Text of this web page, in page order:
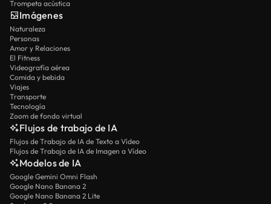
Trompeta acústica
Imágenes
Naturaleza
Personas
Amor y Relaciones
El Fitness
Videografía aérea
Comida y bebida
Viajes
Transporte
Tecnología
Zoom de fondo virtual
Flujos de trabajo de IA
Flujos de Trabajo de IA de Texto a Vídeo
Flujos de Trabajo de IA de Imagen a Vídeo
Modelos de IA
Google Gemini Omni Flash
Google Nano Banana 2
Google Nano Banana 2 Lite